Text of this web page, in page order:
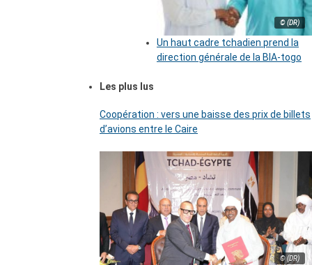
© (DR)
Un haut cadre tchadien prend la
direction générale de la BIA-togo
Les plus lus
Coopération : vers une baisse des prix de billets
d’avions entre le Caire
© (DR)